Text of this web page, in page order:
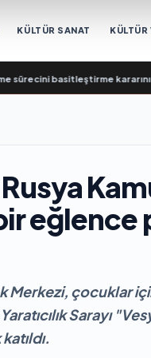
KÜLTÜR SANAT KÜLTÜR
basitleştirme kararını
eğlence
Merkezi, çocuklar
Sarayı